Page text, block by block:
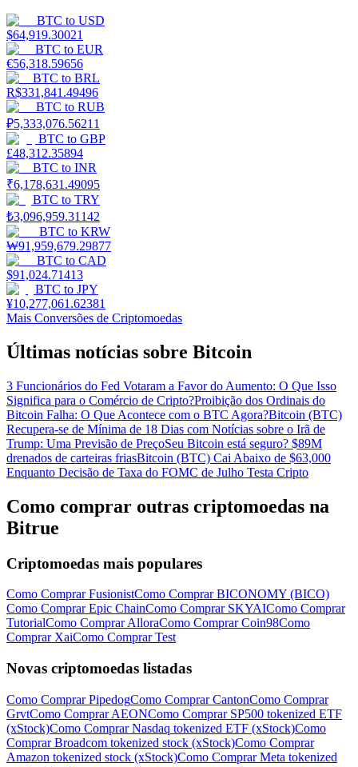
BTC to USD
$64,919.30021
BTC to EUR
€56,318.59656
BTC to BRL
R$331,841.49496
BTC to RUB
₽5,333,076.56211
BTC to GBP
£48,312.35894
BTC to INR
₹6,178,631.49095
BTC to TRY
₺3,096,959.31142
BTC to KRW
₩91,959,679.29877
BTC to CAD
$91,024.71413
BTC to JPY
¥10,277,061.62381
Mais Conversões de Criptomoedas
Últimas notícias sobre Bitcoin
3 Funcionários do Fed Votaram a Favor do Aumento: O Que Isso
Significa para o Comércio de Cripto?Proibição dos Ordinais do
Bitcoin Falha: O Que Acontece com o BTC Agora?Bitcoin (BTC)
Recupera-se de Mínima de 18 Dias com Notícias sobre o Irã de
Trump: Uma Previsão de PreçoSeu Bitcoin está seguro? $89M
drenados de carteiras friasBitcoin (BTC) Cai Abaixo de $63,000
Enquanto Decisão de Taxa do FOMC de Julho Testa Cripto
Como comprar outras criptomoedas na
Bitrue
Criptomoedas mais populares
Como Comprar FusionistComo Comprar BICONOMY (BICO)
Como Comprar Epic ChainComo Comprar SKYAIComo Comprar
TutorialComo Comprar AlloraComo Comprar Coin98Como
Comprar XaiComo Comprar Test
Novas criptomoedas listadas
Como Comprar PipedogComo Comprar CantonComo Comprar
GrvtComo Comprar AEONComo Comprar SP500 tokenized ETF
(xStock)Como Comprar Nasdaq tokenized ETF (xStock)Como
Comprar Broadcom tokenized stock (xStock)Como Comprar
Amazon tokenized stock (xStock)Como Comprar Meta tokenized